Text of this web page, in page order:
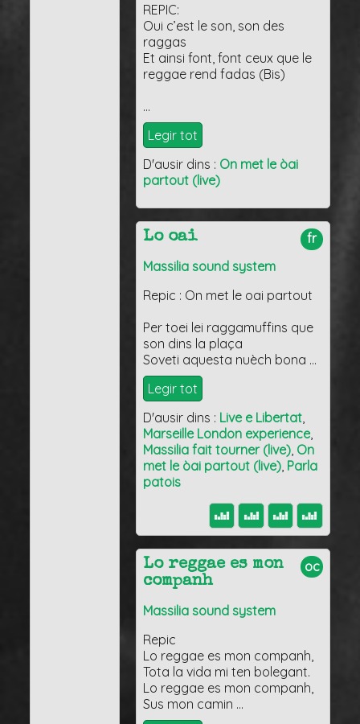
REPIC:
Oui c’est le son, son des
raggas
Et ainsi font, font ceux que le
reggae rend fadas (Bis)
…
Legir tot
D'ausir dins : On met le òai
partout (live)
fr
Lo oai
Massilia sound system
Repic : On met le oai partout
Per toei lei raggamuffins que
son dins la plaça
Soveti aquesta nuèch bona …
Legir tot
D'ausir dins : Live e Libertat
Marseille London experience,
Massilia fait tourner (live) On
met le òai partout (live) Parla
patois
oc
Lo reggae es mon
companh
Massilia sound system
Repic
Lo reggae es mon companh,
Tota la vida mi ten bolegant.
Lo reggae es mon companh,
Sus mon camin …